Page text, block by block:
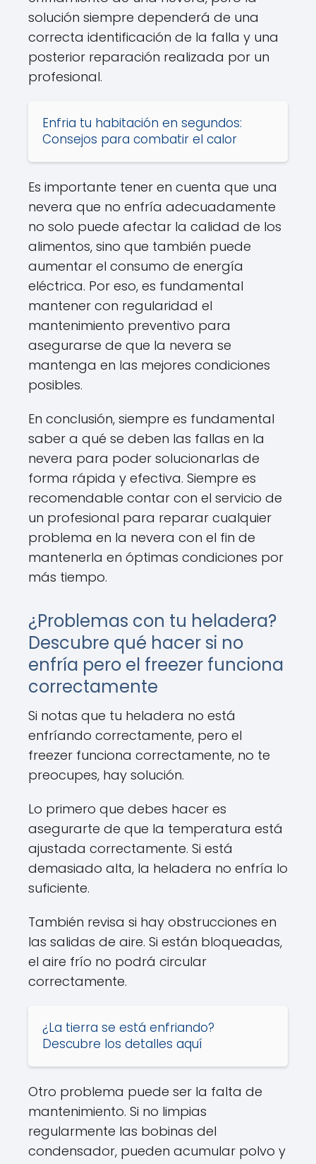
solución siempre dependerá de una
correcta identificación de la falla y una
posterior reparación realizada por un
profesional.
Enfria tu habitación en segundos:
Consejos para combatir el calor
Es importante tener en cuenta que una
nevera que no enfría adecuadamente
no solo puede afectar la calidad de los
alimentos, sino que también puede
aumentar el consumo de energía
eléctrica. Por eso, es fundamental
mantener con regularidad el
mantenimiento preventivo para
asegurarse de que la nevera se
mantenga en las mejores condiciones
posibles.
En conclusión, siempre es fundamental
saber a qué se deben las fallas en la
nevera para poder solucionarlas de
forma rápida y efectiva. Siempre es
recomendable contar con el servicio de
un profesional para reparar cualquier
problema en la nevera con el fin de
mantenerla en óptimas condiciones por
más tiempo.
¿Problemas con tu heladera?
Descubre qué hacer si no
enfría pero el freezer funciona
correctamente
Si notas que tu heladera no está
enfríando correctamente, pero el
freezer funciona correctamente, no te
preocupes, hay solución.
Lo primero que debes hacer es
asegurarte de que la temperatura está
ajustada correctamente. Si está
demasiado alta, la heladera no enfría lo
suficiente.
También revisa si hay obstrucciones en
las salidas de aire. Si están bloqueadas,
el aire frío no podrá circular
correctamente.
¿La tierra se está enfriando?
Descubre los detalles aquí
Otro problema puede ser la falta de
mantenimiento. Si no limpias
regularmente las bobinas del
condensador, pueden acumular polvo y